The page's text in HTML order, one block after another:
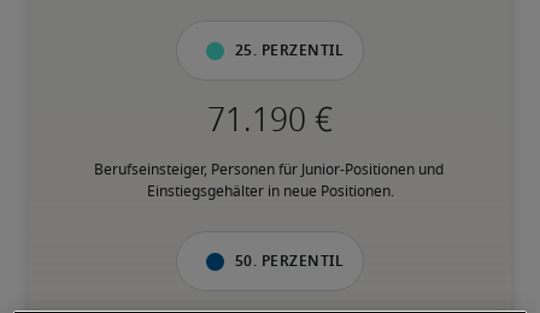
25. Perzentil
Berufseinsteiger, Personen für Junior-Positionen und
Einstiegsgehälter in neue Positionen.
50. Perzentil